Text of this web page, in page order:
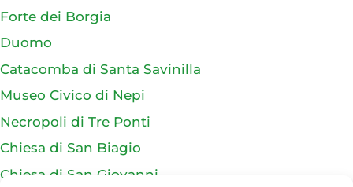
Forte dei Borgia
Duomo
Catacomba di Santa Savinilla
Museo Civico di Nepi
Necropoli di Tre Ponti
Chiesa di San Biagio
Chiesa di San Giovanni